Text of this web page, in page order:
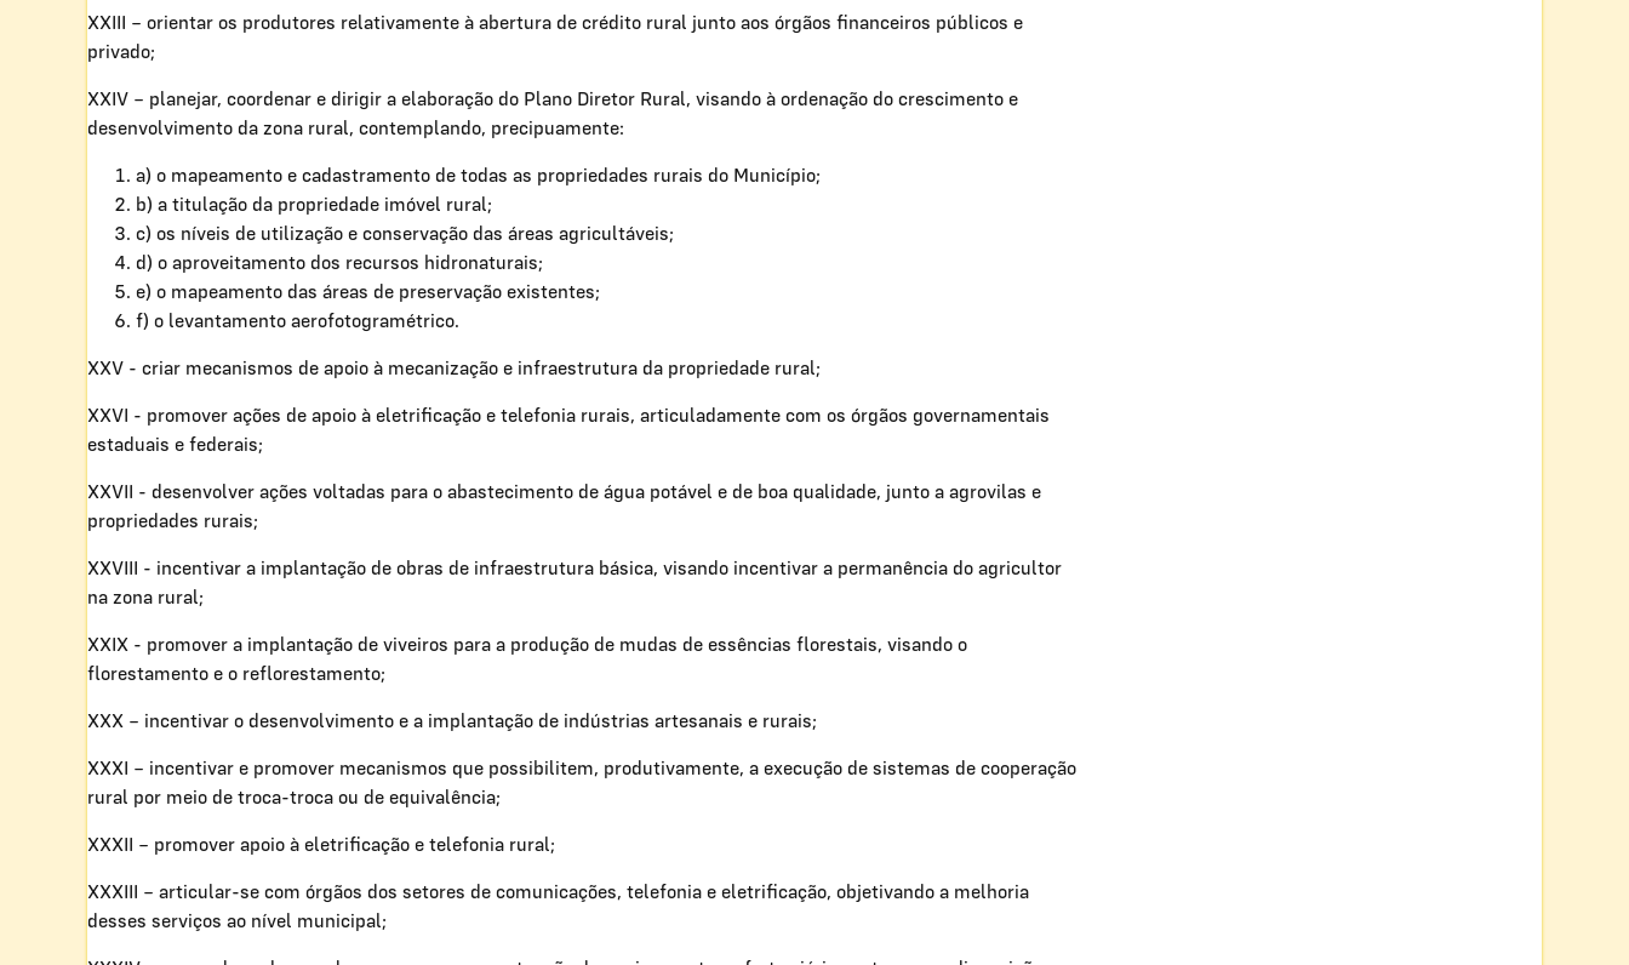
XXIII – orientar os produtores relativamente à abertura de crédito rural junto aos órgãos financeiros públicos e
privado;
XXIV – planejar, coordenar e dirigir a elaboração do Plano Diretor Rural, visando à ordenação do crescimento e
desenvolvimento da zona rural, contemplando, precipuamente:
a) o mapeamento e cadastramento de todas as propriedades rurais do Município;
b) a titulação da propriedade imóvel rural;
c) os níveis de utilização e conservação das áreas agricultáveis;
d) o aproveitamento dos recursos hidronaturais;
e) o mapeamento das áreas de preservação existentes;
f) o levantamento aerofotogramétrico.
XXV - criar mecanismos de apoio à mecanização e infraestrutura da propriedade rural;
XXVI - promover ações de apoio à eletrificação e telefonia rurais, articuladamente com os órgãos governamentais
estaduais e federais;
XXVII - desenvolver ações voltadas para o abastecimento de água potável e de boa qualidade, junto a agrovilas e
propriedades rurais;
XXVIII - incentivar a implantação de obras de infraestrutura básica, visando incentivar a permanência do agricultor
na zona rural;
XXIX - promover a implantação de viveiros para a produção de mudas de essências florestais, visando o
florestamento e o reflorestamento;
XXX – incentivar o desenvolvimento e a implantação de indústrias artesanais e rurais;
XXXI – incentivar e promover mecanismos que possibilitem, produtivamente, a execução de sistemas de cooperação
rural por meio de troca-troca ou de equivalência;
XXXII – promover apoio à eletrificação e telefonia rural;
XXXIII – articular-se com órgãos dos setores de comunicações, telefonia e eletrificação, objetivando a melhoria
desses serviços ao nível municipal;